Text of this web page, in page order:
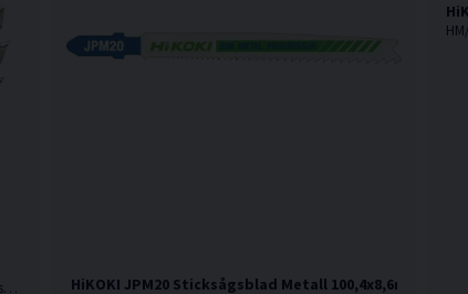
Sågklinga av härdad korrosionsbeständigt stål för sågning i hårt och mjukt trä. HiKOKI JPM20 Sticksågsblad Metall 100,4x8,6mm (10-